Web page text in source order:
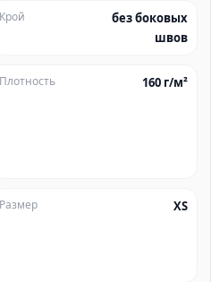
Крой
без боковых
швов
Плотность 160 г/м²
Размер XS